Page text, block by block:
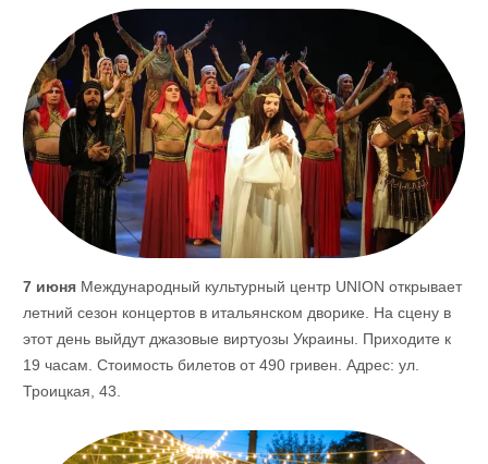
7 июняМеждународный культурный центр UNION открывает
летний сезон концертов в итальянском дворике. На сцену в
этот день выйдут джазовые виртуозы Украины. Приходите к
19 часам. Стоимость билетов от 490 гривен. Адрес: ул.
Троицкая, 43.